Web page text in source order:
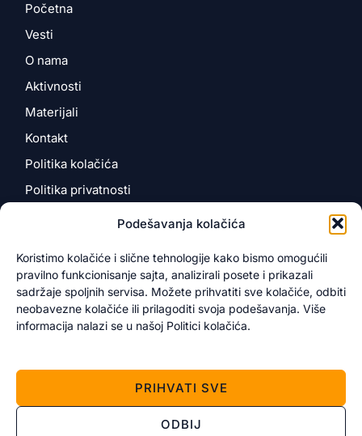
Podešavanja kolačića
Koristimo kolačiće i slične tehnologije kako bismo omogućili
pravilno funkcionisanje sajta, analizirali posete i prikazali
sadržaje spoljnih servisa. Možete prihvatiti sve kolačiće, odbiti
neobavezne kolačiće ili prilagoditi svoja podešavanja. Više
informacija nalazi se u našoj Politici kolačića.
PRIHVATI SVE
ODBIJ
Početna
Vesti
O nama
Aktivnosti
Materijali
Kontakt
Politika kolačića
Politika privatnosti
Kosančićeva 4
12000 Požarevac, Srbija
info@novotarium.org
+381 60 343 5999